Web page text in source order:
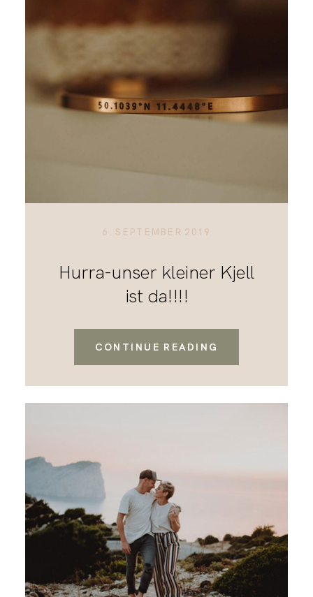
6. SEPTEMBER 2019
Hurra-unser kleiner Kjell
ist da!!!!
CONTINUE READING